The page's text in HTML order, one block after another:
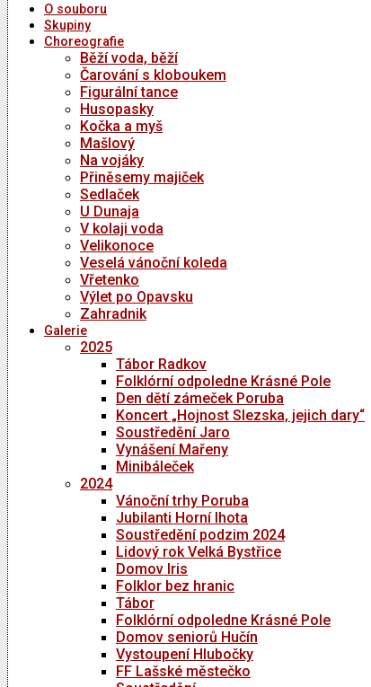
O souboru
Skupiny
Choreografie
Běží voda, běží
Čarování s kloboukem
Figurální tance
Husopasky
Kočka a myš
Mašlový
Na vojáky
Přiněsemy majiček
Sedlaček
U Dunaja
V kolaji voda
Velikonoce
Veselá vánoční koleda
Vřetenko
Výlet po Opavsku
Zahradnik
Galerie
2025
Tábor Radkov
Folklórní odpoledne Krásné Pole
Den dětí zámeček Poruba
Koncert „Hojnost Slezska, jejich dary“
Soustředění Jaro
Vynášení Mařeny
Minibáleček
2024
Vánoční trhy Poruba
Jubilanti Horní lhota
Soustředění podzim 2024
Lidový rok Velká Bystřice
Domov Iris
Folklor bez hranic
Tábor
Folklórní odpoledne Krásné Pole
Domov seniorů Hučín
Vystoupení Hlubočky
FF Lašské městečko